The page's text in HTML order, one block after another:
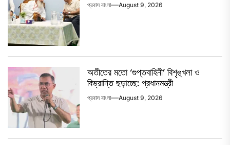
প্রবাস বাংলা August 9, 2026
অতীতের মতো ‘গুপ্তবাহিনী’ বিশৃঙ্খলা ও
বিভ্রান্তি ছড়াচ্ছে: প্রধানমন্ত্রী
প্রবাস বাংলা August 9, 2026